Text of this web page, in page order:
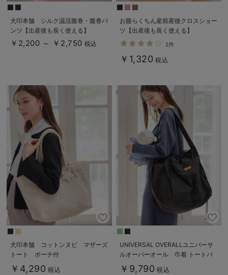
犬印本舗 シルク温活腹巻・腹巻パ
ンツ【出産後も長く使える】
￥2,200 ～ ￥2,750 税込
お腹らくちん産前産後クロスショー
ツ【出産後も長く使える】
1件
￥1,320 税込
犬印本舗 コットンヌビ マザーズ
トート ポーチ付
￥4,290 税込
UNIVERSAL OVERALLユニバーサ
ルオーバーオール 巾着 トートバ
ッグ マザーズ 撥水 大容量 L
￥9,790 税込